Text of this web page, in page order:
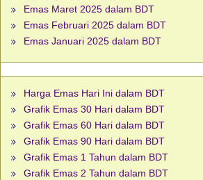
Emas Maret 2025 dalam BDT
Emas Februari 2025 dalam BDT
Emas Januari 2025 dalam BDT
Harga Emas Hari Ini dalam BDT
Grafik Emas 30 Hari dalam BDT
Grafik Emas 60 Hari dalam BDT
Grafik Emas 90 Hari dalam BDT
Grafik Emas 1 Tahun dalam BDT
Grafik Emas 2 Tahun dalam BDT